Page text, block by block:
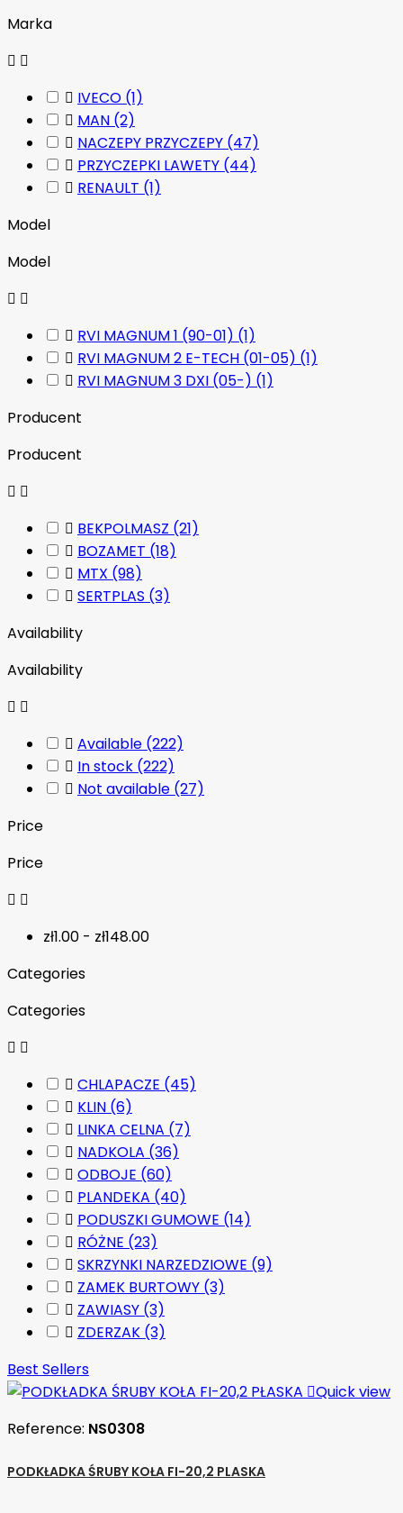
Marka
 
 IVECO (1)
 MAN (2)
 NACZEPY PRZYCZEPY (47)
 PRZYCZEPKI LAWETY (44)
 RENAULT (1)
Model
Model
 
 RVI MAGNUM 1 (90-01) (1)
 RVI MAGNUM 2 E-TECH (01-05) (1)
 RVI MAGNUM 3 DXI (05-) (1)
Producent
Producent
 
 BEKPOLMASZ (21)
 BOZAMET (18)
 MTX (98)
 SERTPLAS (3)
Availability
Availability
 
 Available (222)
 In stock (222)
 Not available (27)
Price
Price
 
zł1.00 - zł148.00
Categories
Categories
 
 CHLAPACZE (45)
 KLIN (6)
 LINKA CELNA (7)
 NADKOLA (36)
 ODBOJE (60)
 PLANDEKA (40)
 PODUSZKI GUMOWE (14)
 RÓŻNE (23)
 SKRZYNKI NARZEDZIOWE (9)
 ZAMEK BURTOWY (3)
 ZAWIASY (3)
 ZDERZAK (3)
Best Sellers
Quick view
Reference: NS0308
PODKŁADKA ŚRUBY KOŁA FI-20,2 PLASKA